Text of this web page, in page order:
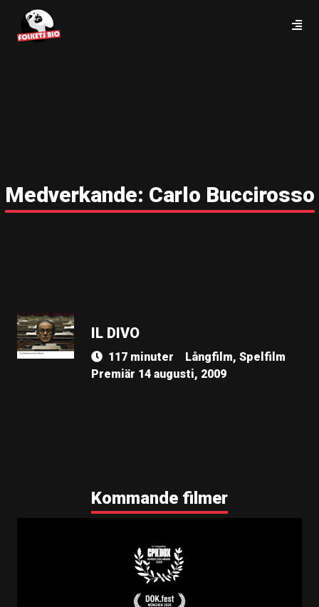
Medverkande: Carlo Buccirosso
IL DIVO
117 minuter
Långfilm, Spelfilm
Premiär 14 augusti, 2009
Kommande filmer